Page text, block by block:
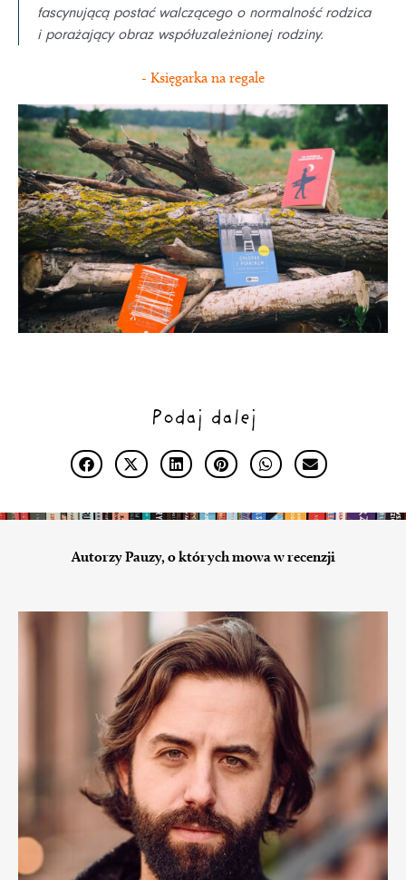
fascynującą postać walczącego o normalność rodzica
i porażający obraz współuzależnionej rodziny.
- Księgarka na regale
Podaj dalej
Autorzy Pauzy, o których mowa w recenzji